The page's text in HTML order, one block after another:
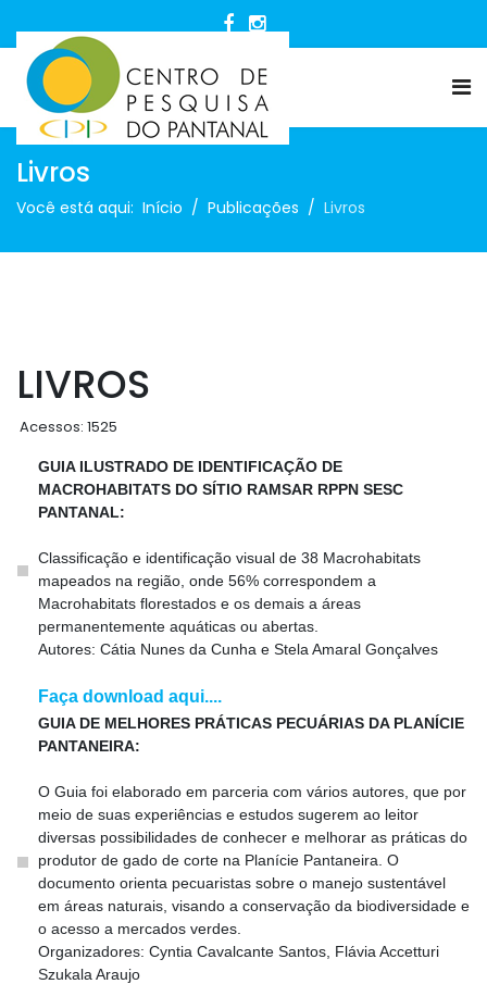
Livros
Você está aqui: Início Publicações Livros
LIVROS
Acessos: 1525
GUIA ILUSTRADO DE IDENTIFICAÇÃO DE
MACROHABITATS DO SÍTIO RAMSAR RPPN SESC
PANTANAL:
Classificação e identificação visual de 38 Macrohabitats
mapeados na região, onde 56% correspondem a
Macrohabitats florestados e os demais a áreas
permanentemente aquáticas ou abertas.
Autores: Cátia Nunes da Cunha e Stela Amaral Gonçalves
Faça download aqui....
GUIA DE MELHORES PRÁTICAS PECUÁRIAS DA PLANÍCIE
PANTANEIRA:
O Guia foi elaborado em parceria com vários autores, que por
meio de suas experiências e estudos sugerem ao leitor
diversas possibilidades de conhecer e melhorar as práticas do
produtor de gado de corte na Planície Pantaneira. O
documento orienta pecuaristas sobre o manejo sustentável
em áreas naturais, visando a conservação da biodiversidade e
o acesso a mercados verdes.
Organizadores: Cyntia Cavalcante Santos, Flávia Accetturi
Szukala Araujo